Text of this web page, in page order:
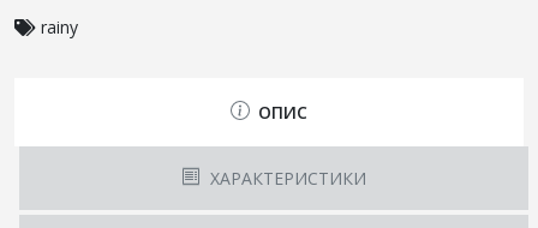
rainy
ОПИС
ХАРАКТЕРИСТИКИ